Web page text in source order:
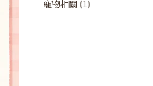
寵物相關 (1)